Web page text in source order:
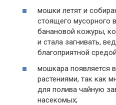
мошки летят и
стоящего мусорного
банановой кожуры,
и стала загнивать,
благоприятной
мошкара появляется
растениями, так как
для полива чайную
насекомых;